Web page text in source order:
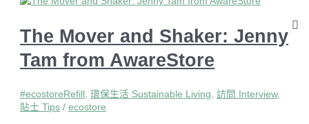
The Mover and Shaker: Jenny
Tam from AwareStore
#ecostoreRefill ,環保生活 Sustainable Living,訪問 Interview,
貼士 Tips /ecostore